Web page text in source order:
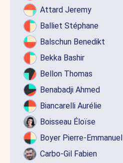
Attard Jeremy
Balliet Stéphane
Balschun Benedikt
Bekka Bashir
Bellon Thomas
Benabadji Ahmed
Biancarelli Aurélie
Boisseau Éloïse
Boyer Pierre-Emmanuel
Carbo-Gil Fabien